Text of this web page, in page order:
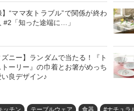
】“ママ友トラブル”で関係が終わ
#2「知った途端に…」
ズニー】ランダムで当たる！『ト
トーリー』の巾着とお箸がめっち
い良デザイン♪